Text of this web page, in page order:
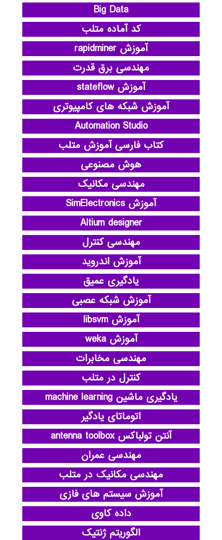
Big Data
کد آماده متلب
آموزش rapidminer
مهندسی برق قدرت
آموزش stateflow
آموزش شبکه های کامپیوتری
Automation Studio
کتاب فارسی آموزش متلب
هوش مصنوعی
مهندسی مکانیک
آموزش SimElectronics
Altium designer
مهندسی کنترل
آموزش اندروید
یادگیری عمیق
آموزش شبکه عصبی
آموزش libsvm
آموزش weka
مهندسی مخابرات
کنترل در متلب
یادگیری ماشین machine learning
اتوماتای یادگیر
آنتن تولباکس antenna toolbox
مهندسی عمران
مهندسی مکانیک در متلب
آموزش سیستم های فازی
داده کاوی
الگوریتم ژنتیک